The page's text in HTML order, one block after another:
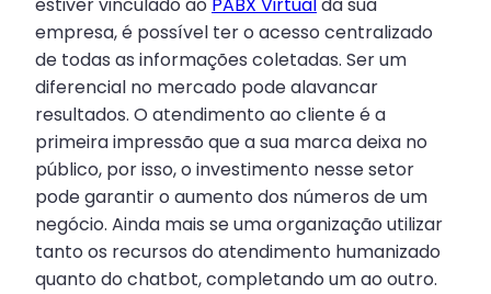
estiver vinculado ao PABX Virtualda sua
empresa, é possível ter o acesso centralizado
de todas as informações coletadas. Ser um
diferencial no mercado pode alavancar
resultados. O atendimento ao cliente é a
primeira impressão que a sua marca deixa no
público, por isso, o investimento nesse setor
pode garantir o aumento dos números de um
negócio. Ainda mais se uma organização utilizar
tanto os recursos do atendimento humanizado
quanto do chatbot, completando um ao outro.